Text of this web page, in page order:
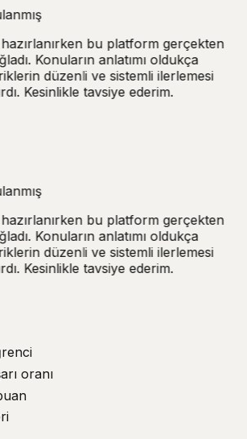
bu platform gerçekten
Konuların anlatımı oldukça
düzenli ve sistemli ilerlemesi
Kesinlikle tavsiye ederim.
bu platform gerçekten
Konuların anlatımı oldukça
düzenli ve sistemli ilerlemesi
Kesinlikle tavsiye ederim.
oranı